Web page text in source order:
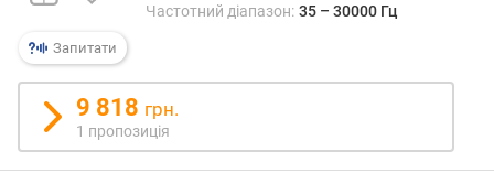
ь
д
н
Запитати
Частотний діапазон: 35 – 30000 Гц
9 818 грн.
1 пропозиція